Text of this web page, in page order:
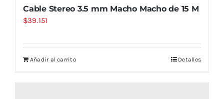
Cable Stereo 3.5 mm Macho Macho de 15 M
$39.151
Añadir al carrito Detalles